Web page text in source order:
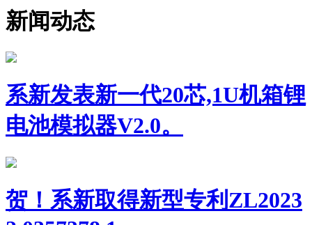
新闻动态
系新发表新一代20芯,1U机箱锂
电池模拟器V2.0。
贺！系新取得新型专利ZL2023